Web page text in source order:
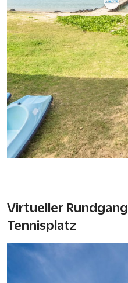
Virtueller
Tennisplatz